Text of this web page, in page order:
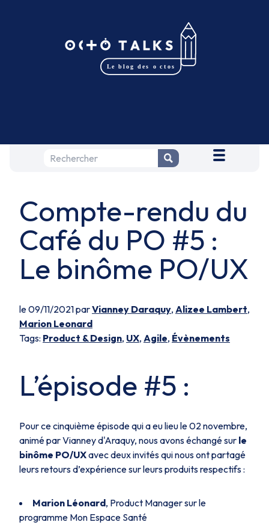
Compte-rendu du
Café du PO #5 :
Le binôme PO/UX
le 09/11/2021 parVianney Daraquy, Alizee Lambert,
Marion Leonard
Tags: Product & Design, UX, Agile, Évènements
L’épisode #5 :
Pour ce cinquième épisode qui a eu lieu le 02 novembre,
animé par Vianney d'Araquy, nous avons échangé sur le
binôme PO/UXavec deux invités qui nous ont partagé
leurs retours d’expérience sur leurs produits respectifs :
Marion Léonard, Product Manager sur le
programme Mon Espace Santé